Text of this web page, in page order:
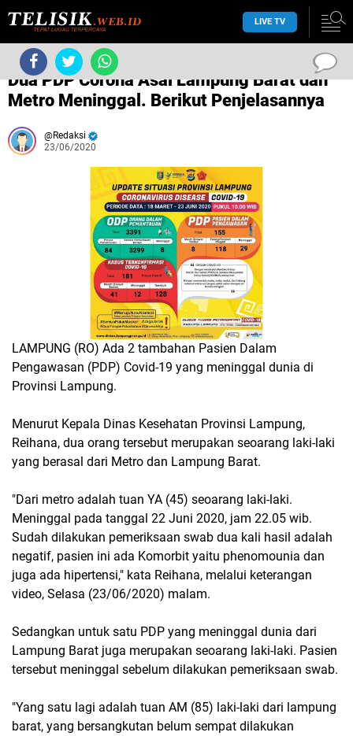
LIVE TV
/Corona //
Dua PDP Corona Asal Lampung Barat dan
Metro Meninggal. Berikut Penjelasannya
Redaksi
23/06/2020
LAMPUNG (RO) Ada 2 tambahan Pasien Dalam
Pengawasan (PDP) Covid-19 yang meninggal dunia di
Provinsi Lampung.
Menurut Kepala Dinas Kesehatan Provinsi Lampung,
Reihana, dua orang tersebut merupakan seoarang laki-laki
yang berasal dari Metro dan Lampung Barat.
"Dari metro adalah tuan YA (45) seoarang laki-laki.
Meninggal pada tanggal 22 Juni 2020, jam 22.05 wib.
Sudah dilakukan pemeriksaan swab dua kali hasil adalah
negatif, pasien ini ada Komorbit yaitu phenomounia dan
juga ada hipertensi," kata Reihana, melalui keterangan
video, Selasa (23/06/2020) malam.
Sedangkan untuk satu PDP yang meninggal dunia dari
Lampung Barat juga merupakan seoarang laki-laki. Pasien
tersebut meninggal sebelum dilakukan pemeriksaan swab.
"Yang satu lagi adalah tuan AM (85) laki-laki dari lampung
barat, yang bersangkutan belum sempat dilakukan